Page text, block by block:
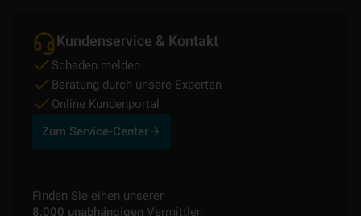
Kundenservice & Kontakt
Schaden melden
Beratung durch unsere Experten
Online Kundenportal
Zum Service-Center
Finden Sie einen unserer
8.000 unabhängigen Vermittler.